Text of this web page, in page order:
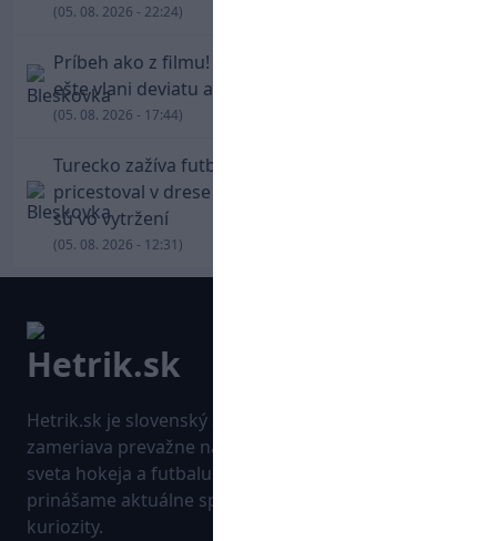
(05. 08. 2026 - 22:24)
Príbeh ako z filmu! Hrdina Slovana Kianga hral
ešte vlani deviatu anglickú ligu
(05. 08. 2026 - 17:44)
Turecko zažíva futbalové šialenstvo! Salah
pricestoval v drese Trabzonsporu, fanúšikovia
sú vo vytržení
(05. 08. 2026 - 12:31)
Hetrik.sk je slovenský športový portál, ktorý sa
zameriava prevažne na najnovšie informácie zo
sveta hokeja a futbalu. Pravidelne na dennej báze
prinášame aktuálne správy, góly, zaujímavosti a
kuriozity.